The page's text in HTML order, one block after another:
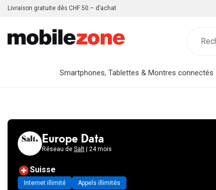
Livraison gratuite dès CHF 50.– d’achat
Smartphones, Tablettes & Montres connectés
Réseau de Salt | 24 mois
Europe Data
Suisse
Internet illimité Appels illimités